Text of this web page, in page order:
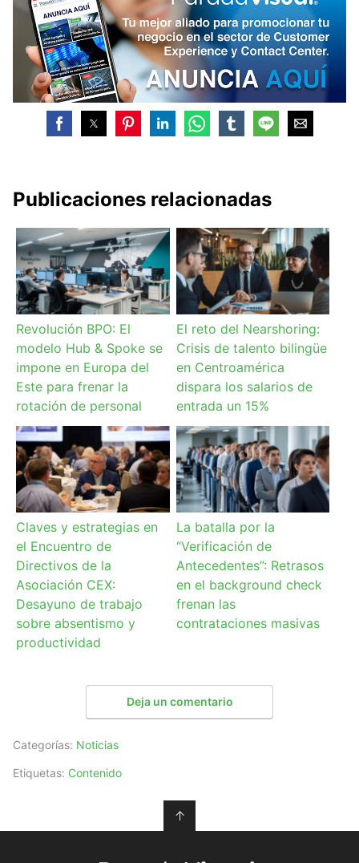
Publicaciones relacionadas
Revolución BPO: El
modelo Hub & Spoke se
impone en Europa del
Este para frenar la
rotación de personal
El reto del Nearshoring:
Crisis de talento bilingüe
en Centroamérica
dispara los salarios de
entrada un 15%
Claves y estrategias en
el Encuentro de
Directivos de la
Asociación CEX:
Desayuno de trabajo
sobre absentismo y
productividad
La batalla por la
“Verificación de
Antecedentes”: Retrasos
en el background check
frenan las
contrataciones masivas
Deja un comentario
Categorías: Noticias
Etiquetas: Contenido
↑